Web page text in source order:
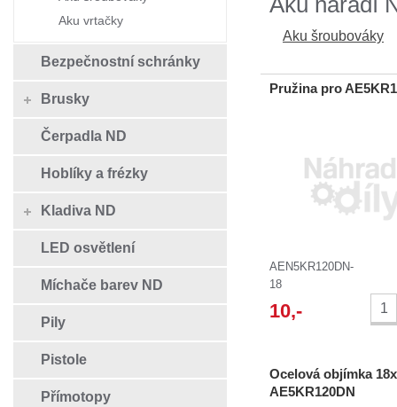
Aku vrtačky
Bezpečnostní schránky
Brusky
Čerpadla ND
Hoblíky a frézky
Kladiva ND
LED osvětlení
Míchače barev ND
Pily
Pistole
Přímotopy
Aku šroubováky
Pružina pro
AEN5KR120DN-
18
10,-
Ocelová objímka
AE5KR120DN